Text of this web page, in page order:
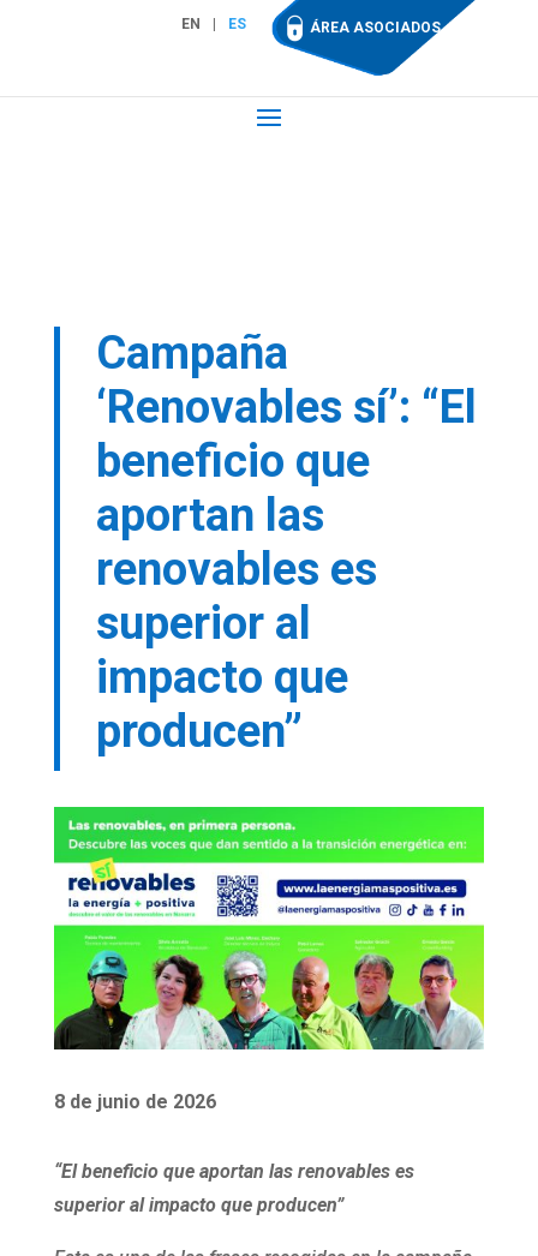
EN ES ÁREA ASOCIADOS
Campaña
‘Renovables sí’: “El
beneficio que
aportan las
renovables es
superior al
impacto que
producen”
8 de junio de 2026
“El beneficio que aportan las renovables es
superior al impacto que producen”